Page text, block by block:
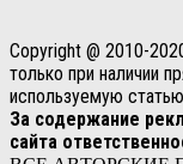
Copyright @ 2010-
только при наличии
используемую
За содержание
сайта